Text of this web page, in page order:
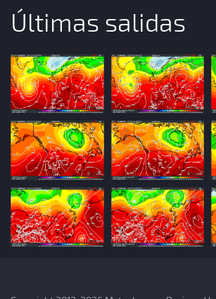
Últimas salidas